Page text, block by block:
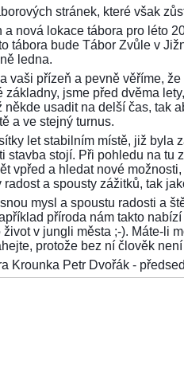
stránek, které však
a nová lokace tábora pro léto
tábora bude Tábor Zvůle v
ledna.
vaši přízeň a pevně věříme,
základny, jsme před dvěma
usadit na delší čas, tak
a ve stejný turnus.
let stabilním místě, již byla
stavba stojí. Při pohledu na tu
vpřed a hledat nové
a spousty zážitků, tak
mysl a spoustu radosti a
příroda nám takto
v jungli města ;-). Máte-li
protože bez ní člověk
Krounka Petr Dvořák -